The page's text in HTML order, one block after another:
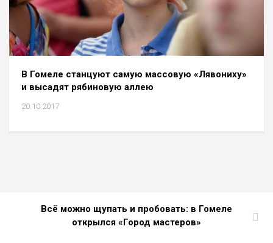
В Гомеле станцуют самую массовую «Лявониху»
и высадят рябиновую аллею
20.10.2017
Всё можно щупать и пробовать: в Гомеле
открылся «Город мастеров»